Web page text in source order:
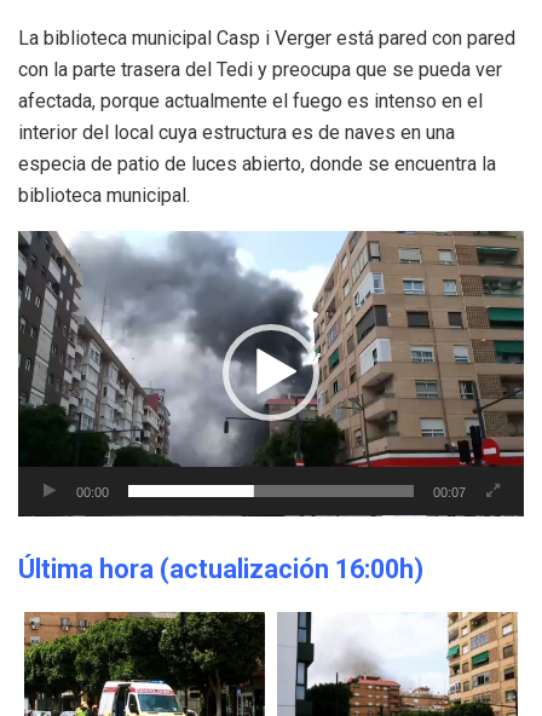
La biblioteca municipal Casp i Verger está pared con pared
con la parte trasera del Tedi y preocupa que se pueda ver
afectada, porque actualmente el fuego es intenso en el
interior del local cuya estructura es de naves en una
especia de patio de luces abierto, donde se encuentra la
biblioteca municipal.
Reproductor
de
vídeo
00:00 00:07
Última hora (actualización 16:00h)